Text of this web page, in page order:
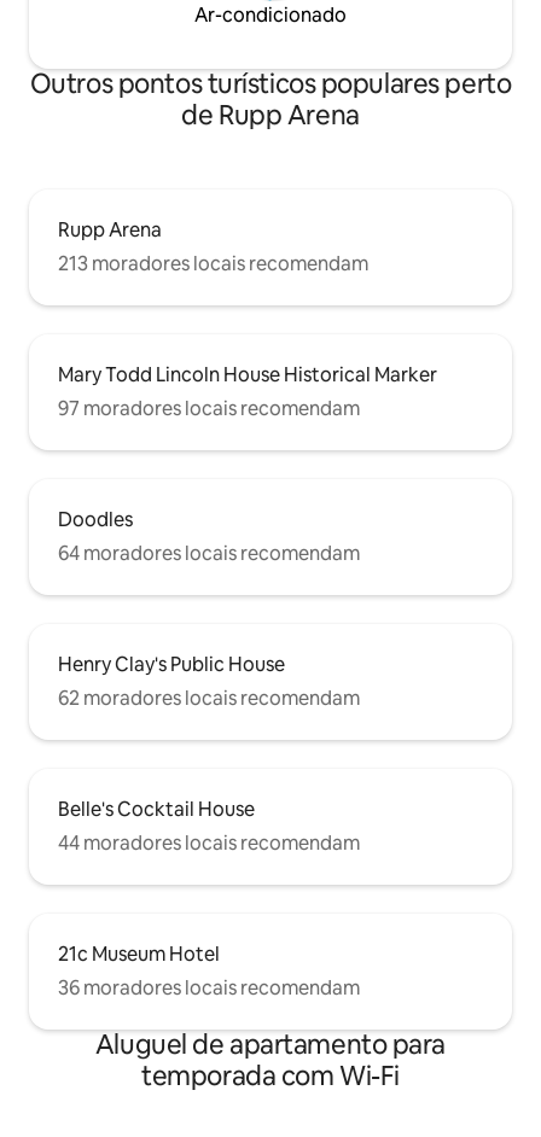
Ar-condicionado
Outros pontos turísticos populares perto
de Rupp Arena
Rupp Arena
213 moradores locais recomendam
Mary Todd Lincoln House Historical Marker
97 moradores locais recomendam
Doodles
64 moradores locais recomendam
Henry Clay's Public House
62 moradores locais recomendam
Belle's Cocktail House
44 moradores locais recomendam
21c Museum Hotel
36 moradores locais recomendam
Aluguel de apartamento para
temporada com Wi-Fi